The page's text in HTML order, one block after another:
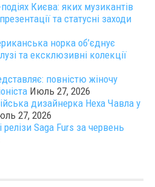
Києва: яких музикантів
та статусні заходи
норка об’єднує
та ексклюзивні колекції
повністю жіночу
Июль 27, 2026
дизайнерка Неха Чавла у
27, 2026
релізи Saga Furs за червень